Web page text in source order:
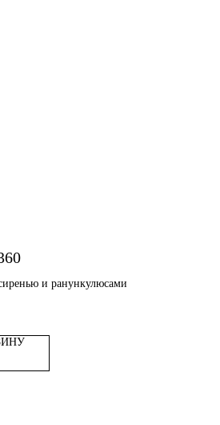
и ранункулюсами